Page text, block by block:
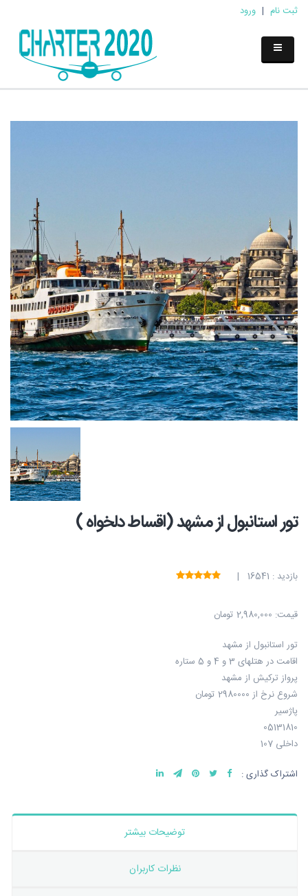
ثبت نام | ورود
تور استانبول از مشهد (اقساط دلخواه )
بازدید : 16541 |
قیمت: 2,980,000 تومان
تور استانبول از مشهد
اقامت در هتلهای 3 و 4 و 5 ستاره
پرواز ترکیش از مشهد
شروع نرخ از 2980000 تومان
پاژسیر
05131810
داخلی 107
اشتراک گذاری :
توضیحات بیشتر
نظرات کاربران